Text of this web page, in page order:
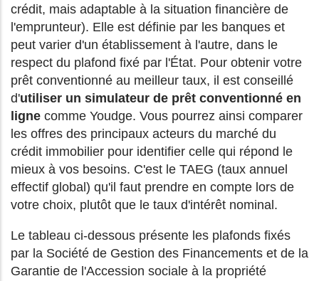
crédit, mais adaptable à la situation financière de
l'emprunteur). Elle est définie par les banques et
peut varier d'un établissement à l'autre, dans le
respect du plafond fixé par l'État. Pour obtenir votre
prêt conventionné au meilleur taux, il est conseillé
d'utiliser un simulateur de prêt conventionné en
ligne comme Youdge. Vous pourrez ainsi comparer
les offres des principaux acteurs du marché du
crédit immobilier pour identifier celle qui répond le
mieux à vos besoins. C'est le TAEG (taux annuel
effectif global) qu'il faut prendre en compte lors de
votre choix, plutôt que le taux d'intérêt nominal.
Le tableau ci-dessous présente les plafonds fixés
par la Société de Gestion des Financements et de la
Garantie de l'Accession sociale à la propriété